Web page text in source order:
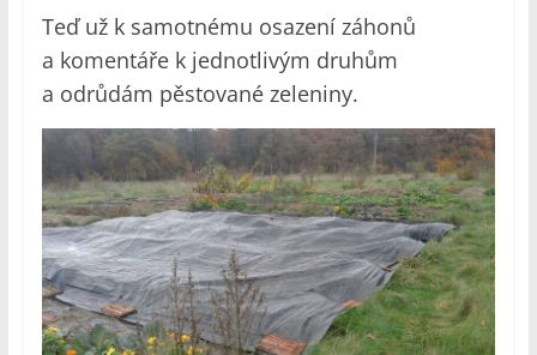
Teď už k samotnému osazení záhonů
a komentáře k jednotlivým druhům
a odrůdám pěstované zeleniny.